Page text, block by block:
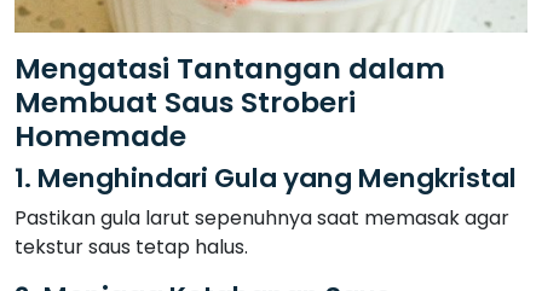
Mengatasi Tantangan dalam
Membuat Saus Stroberi
Homemade
1. Menghindari Gula yang Mengkristal
Pastikan gula larut sepenuhnya saat memasak agar
tekstur saus tetap halus.